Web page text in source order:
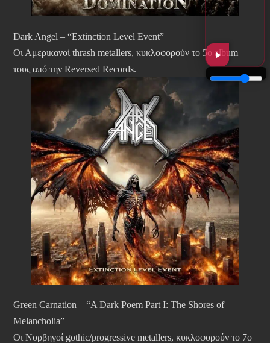
Dark Angel – “Extinction Level Event”
Οι Αμερικανοί thrash metallers, κυκλοφορούν το 5ο album
τους από την Reversed Records.
Green Carnation – “A Dark Poem Part I: The Shores of
Melancholia”
Οι Νορβηγοί gothic/progressive metallers, κυκλοφορούν το 7ο